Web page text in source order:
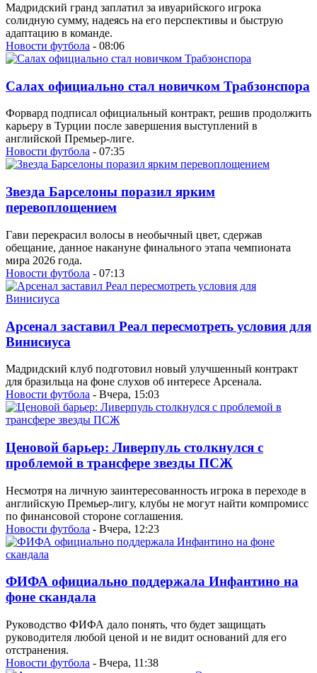
Мадридский гранд заплатил за ивуарийского игрока
солидную сумму, надеясь на его перспективы и быструю
адаптацию в команде.
Новости футбола - 08:06
Салах официально стал новичком Трабзонспора
Форвард подписал официальный контракт, решив продолжить
карьеру в Турции после завершения выступлений в
английской Премьер-лиге.
Новости футбола - 07:35
Звезда Барселоны поразил ярким
перевоплощением
Гави перекрасил волосы в необычный цвет, сдержав
обещание, данное накануне финального этапа чемпионата
мира 2026 года.
Новости футбола - 07:13
Арсенал заставил Реал пересмотреть условия для
Винисиуса
Мадридский клуб подготовил новый улучшенный контракт
для бразильца на фоне слухов об интересе Арсенала.
Новости футбола - Вчера, 15:03
Ценовой барьер: Ливерпуль столкнулся с
проблемой в трансфере звезды ПСЖ
Несмотря на личную заинтересованность игрока в переходе в
английскую Премьер-лигу, клубы не могут найти компромисс
по финансовой стороне соглашения.
Новости футбола - Вчера, 12:23
ФИФА официально поддержала Инфантино на
фоне скандала
Руководство ФИФА дало понять, что будет защищать
руководителя любой ценой и не видит оснований для его
отстранения.
Новости футбола - Вчера, 11:38